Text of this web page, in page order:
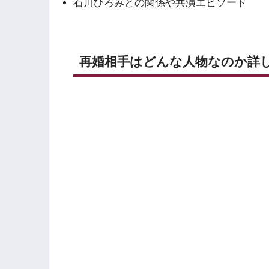
石川ひろみとの関係や共演エピソード
再婚相手はどんな人物なのか詳